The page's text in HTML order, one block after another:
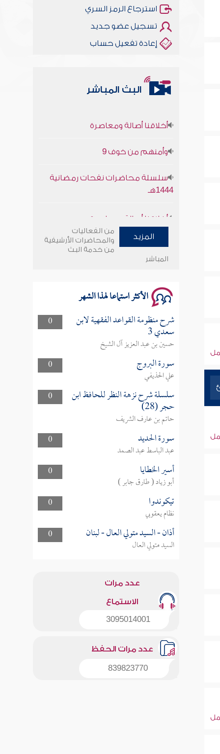
استرجاع الرمز السري
تسجيل عضو جديد
إعادة تفعيل حساب
البث المباشر
1444هـ
وأمنهم من خوف 9
سلسلة محاضرات نفحات رمضانية
المزيد
من الفعاليات
والمحاضرات الأرشيفية
من خدمة البث
المباشر
الأكثر استماعا لهذا الشهر
0 شرح منظومة القواعد الفقهية لابن
سعدي 3
حسين بن عبد العزيز آل الشيخ
0
سورة البروج
علي الحذيفي
0
سلسلة شرح نزهة النظر للحافظ ابن
حجر (28)
حاتم بن عارف الشريف
0
سورة الحديد
عبد الباسط عبد الصمد
0
أسير الخطايا
أبو زياد ( طارق جابر )
0
تيكوندوا
نظام يعقوبي
0
أذان - السيد متولي العال - لبنان
السيد متولي العال
عدد مرات
الاستماع
3095014001
عدد مرات الحفظ
839823770